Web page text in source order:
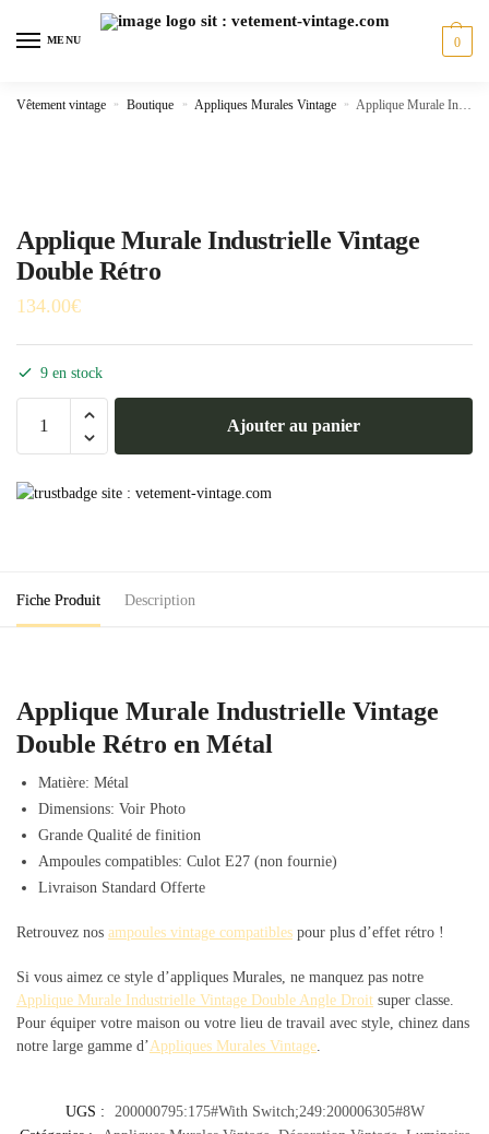
MENU 0
Vêtement vintage » Boutique » Appliques Murales Vintage » Applique Murale Industrielle Vintage Double Rétro
Applique Murale Industrielle Vintage
Double Rétro
134.00€
9 en stock
Murale
Rétro
Ajouter au panier
Fiche Produit Description
Applique Murale Industrielle Vintage
Double Rétro en Métal
Matière: Métal
Dimensions: Voir Photo
Grande Qualité de finition
Ampoules compatibles: Culot E27 (non fournie)
Livraison Standard Offerte
Retrouvez nos ampoules vintage compatibles pour plus d’effet rétro !
Si vous aimez ce style d’appliques Murales, ne manquez pas notre
Applique Murale Industrielle Vintage Double Angle Droit super classe.
Pour équiper votre maison ou votre lieu de travail avec style, chinez dans
notre large gamme d’Appliques Murales Vintage
UGS :
200000795:175#With Switch;249:200006305#8W